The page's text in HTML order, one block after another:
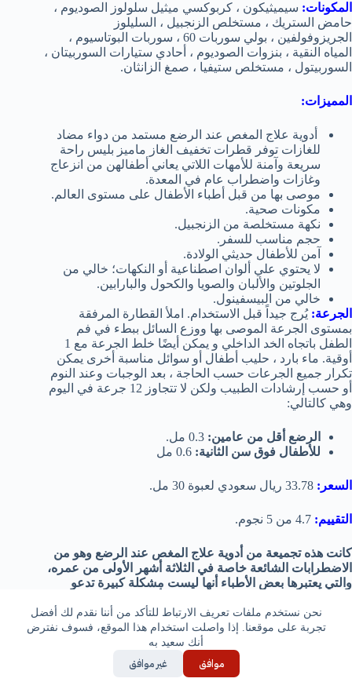
نحن نستخدم ملفات تعريف الارتباط للتأكد من أننا نقدم لك أفضل
تجربة على موقعنا. إذا واصلت استخدام هذا الموقع، فسوف نفترض
أنك سعيد به
موافق غير موافق
المكونات: سيميثيكون ، كربوكسي ميثيل سلولوز الصوديوم ،
حامض الستريك ، مستخلص الزنجبيل ، السليلوز
الجريزوفولفين ، بولي سوربات 60 ، سوربات البوتاسيوم ،
المياه النقية ، بنزوات الصوديوم ، أحادي ستيارات السوربيتان ،
السوربيتول ، مستخلص ستيفيا ، صمغ الزانثان.
المميزات:
أدوية علاج المغص عند الرضع مستمد من دواء مضاد
للغازات توفر قطرات تخفيف الغاز ماميز بليس راحة
سريعة وآمنة للأمهات اللاتي يعاني أطفالهن من انزعاج
وغازات واضطراب عام في المعدة.
موصى بها من قبل أطباء الأطفال على مستوى العالم.
مكونات صحية.
نكهة مستخلصة من الزنجبيل.
حجم مناسب للسفر.
آمن للأطفال حديثي الولادة.
لا يحتوي علي ألوان اصطناعية أو النكهات؛ خالي من
الجلوتين والألبان والصويا والكحول والبارابين.
خالي من البيسفينول.
الجرعة:يُرج جيداً قبل الاستخدام. املأ القطارة المرفقة
بمستوى الجرعة الموصى بها ووزع السائل ببطء في فم
الطفل باتجاه الخد الداخلي و يمكن أيضًا خلط الجرعة مع 1
أوقية. ماء بارد ، حليب أطفال أو سوائل مناسبة أخرى يمكن
تكرار جميع الجرعات حسب الحاجة ، بعد الوجبات وعند النوم
أو حسب إرشادات الطبيب ولكن لا تتجاوز 12 جرعة في اليوم
وهي كالتالي:
الرضع أقل من عامين:
للأطفال فوق سن الثانية:
السعر: 33.78 ريال سعودي لعبوة 30 مل.
التقييم: 4.7 من 5 نجوم.
كانت هذه تجميعة من أدوية علاج المغص عند الرضع وهو من
الاضطرابات الشائعة خاصة في الثلاثة أشهر الأولى من عمره،
والتي يعتبرها بعض الأطباء أنها ليست مشكلة كبيرة تدعو
على رضيعها والتأثير علي نومها ولكن يجب عدم استخدام هذه
الأدوية السابقة بدون استشارة الطبيب والإلتزام بالجرعات